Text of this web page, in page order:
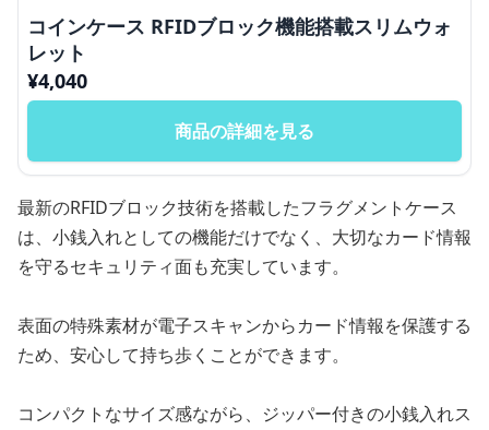
コインケース RFIDブロック機能搭載スリムウォ
レット
¥4,040
商品の詳細を見る
最新のRFIDブロック技術を搭載したフラグメントケース
は、小銭入れとしての機能だけでなく、大切なカード情報
を守るセキュリティ面も充実しています。
表面の特殊素材が電子スキャンからカード情報を保護する
ため、安心して持ち歩くことができます。
コンパクトなサイズ感ながら、ジッパー付きの小銭入れス